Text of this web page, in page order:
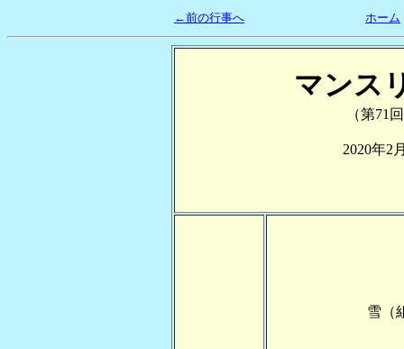
←前の行事へ ホーム
マンス
（第71
2020年2
雪（